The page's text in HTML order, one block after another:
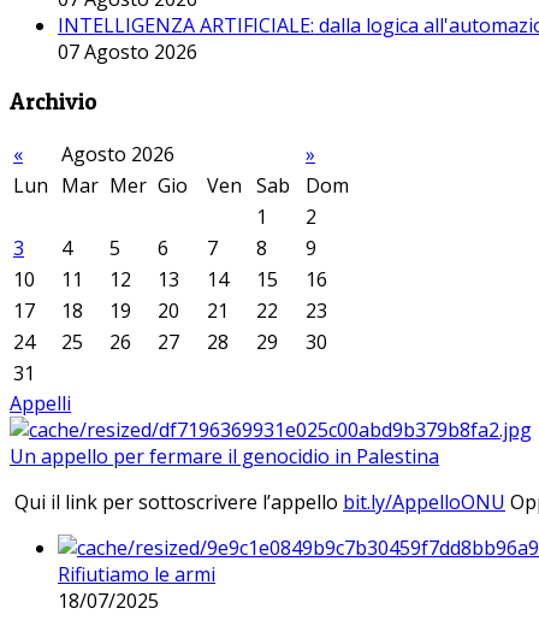
INTELLIGENZA ARTIFICIALE: dalla logica
07 Agosto 2026
Archivio
« Agosto 2026
»
Lun Mar Mer Gio Ven Sab
Dom
1
2
3
4 5 6 7 8
9
10
11 12 13 14 15
16
17
18 19 20 21 22
23
24
25 26 27 28 29
30
31
Appelli
Un appello per fermare il genocidio in Palestina
Qui il link per sottoscrivere l’appello bit.ly/AppelloONU
Rifiutiamo le armi
18/07/2025